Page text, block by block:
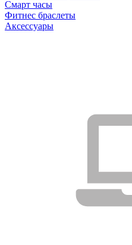
Смарт часы
Фитнес браслеты
Аксессуары